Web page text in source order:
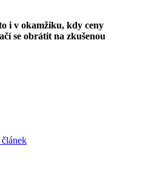
i v okamžiku, kdy ceny
se obrátit na zkušenou